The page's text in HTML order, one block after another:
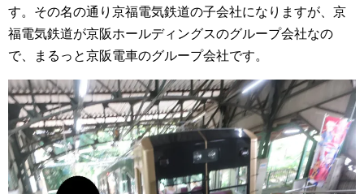
す。その名の通り京福電気鉄道の子会社になりますが、京
福電気鉄道が京阪ホールディングスのグループ会社なの
で、まるっと京阪電車のグループ会社です。